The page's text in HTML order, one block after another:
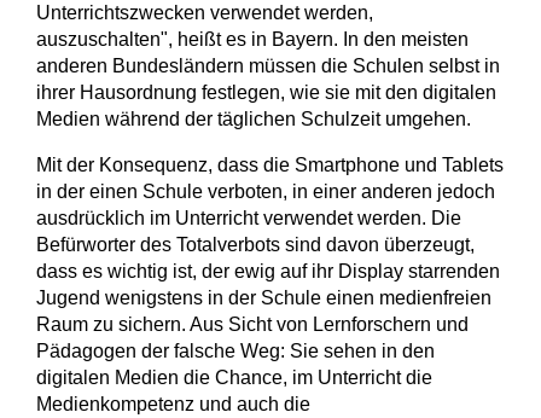
Unterrichtszwecken verwendet werden,
auszuschalten", heißt es in Bayern. In den meisten
anderen Bundesländern müssen die Schulen selbst in
ihrer Hausordnung festlegen, wie sie mit den digitalen
Medien während der täglichen Schulzeit umgehen.
Mit der Konsequenz, dass die Smartphone und Tablets
in der einen Schule verboten, in einer anderen jedoch
ausdrücklich im Unterricht verwendet werden. Die
Befürworter des Totalverbots sind davon überzeugt,
dass es wichtig ist, der ewig auf ihr Display starrenden
Jugend wenigstens in der Schule einen medienfreien
Raum zu sichern. Aus Sicht von Lernforschern und
Pädagogen der falsche Weg: Sie sehen in den
digitalen Medien die Chance, im Unterricht die
Medienkompetenz und auch die